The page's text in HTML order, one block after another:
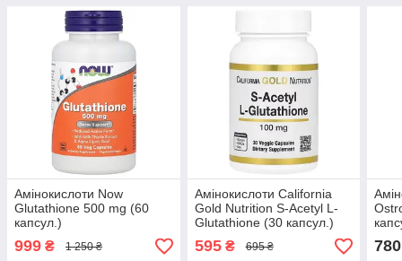
Амінокислоти Now
Glutathione 500 mg (60
капсул.)
999 ₴ 1 250 ₴
Амінокислоти California
Gold Nutrition S-Acetyl L-
Glutathione (30 капсул.)
595₴ 695 ₴ 780